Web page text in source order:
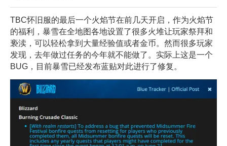
TBC怀旧服的最后一个火焰节在前几天开启，作为火焰节
的福利，暴雪在全地图各地设置了很多火堆让玩家祭拜和
亵渎，可以轻松拿到大量经验值或者金币。然而很多玩家
发现，去年做过任务的今年就不能做了。实际上这是一个
BUG，目前暴雪已经发布蓝贴对此进行了修复。